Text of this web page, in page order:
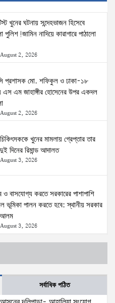
খুনের ঘটনায় সন্দেহভাজন হিসেবে
নাদিয়ে কারাগারে পাঠালো
2, 2026
প্রশাসক মো. শফিকুল ও ঢাকা-১৮
এম জাহাঙ্গীর হোসেনের উপর একদল
2, 2026
খুনের মামলায় গ্রেপ্তার তার
দিনের রিমান্ড আদালত
3, 2026
ও বাসযোগ্য করতে সরকারের পাশাপাশি
ভূমিকা পালন করতে হবে: স্থানীয় সরকার
আলম
3, 2026
নাগরিকত্ব, কাস্টম ও
মন্ত্রীর সাক্ষাৎ
3, 2026
সর্বাধিক পঠিত